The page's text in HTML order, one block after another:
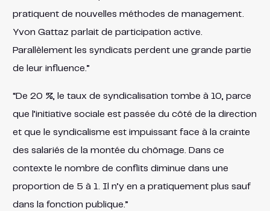
pratiquent de nouvelles méthodes de management.
Yvon Gattaz parlait de participation active.
Parallèlement les syndicats perdent une grande partie
de leur influence.”
“De 20 %, le taux de syndicalisation tombe à 10, parce
que l’initiative sociale est passée du côté de la direction
et que le syndicalisme est impuissant face à la crainte
des salariés de la montée du chômage. Dans ce
contexte le nombre de conflits diminue dans une
proportion de 5 à 1. Il n’y en a pratiquement plus sauf
dans la fonction publique.”